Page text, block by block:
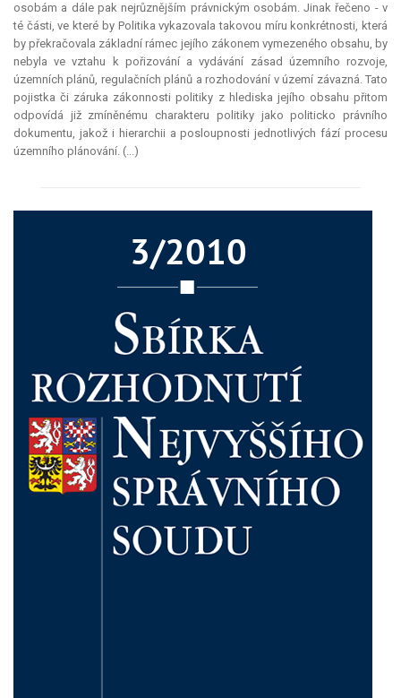
osobám a dále pak nejrůznějším právnickým osobám. Jinak řečeno - v
té části, ve které by Politika vykazovala takovou míru konkrétnosti, která
by překračovala základní rámec jejího zákonem vymezeného obsahu, by
nebyla ve vztahu k pořizování a vydávání zásad územního rozvoje,
územních plánů, regulačních plánů a rozhodování v území závazná. Tato
pojistka či záruka zákonnosti politiky z hlediska jejího obsahu přitom
odpovídá již zmíněnému charakteru politiky jako politicko právního
dokumentu, jakož i hierarchii a posloupnosti jednotlivých fází procesu
územního plánování. (...)